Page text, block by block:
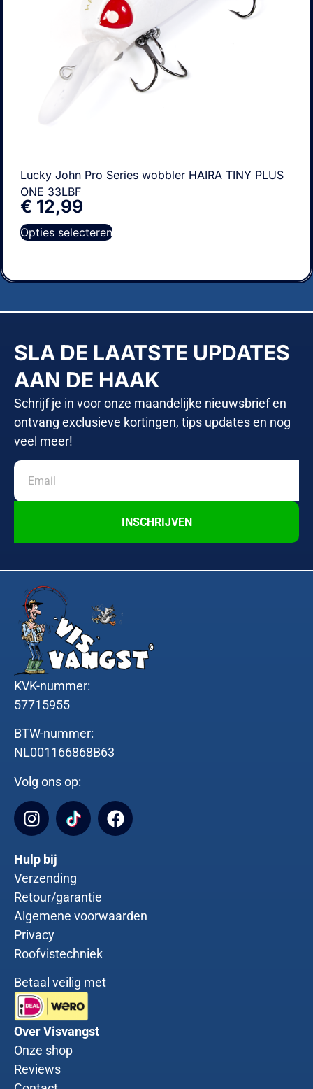
Lucky John Pro Series wobbler HAIRA TINY PLUS
ONE 33LBF
€ 12,99
Opties selecteren
SLA DE LAATSTE UPDATES
AAN DE HAAK
Schrijf je in voor onze maandelijke nieuwsbrief en
ontvang exclusieve kortingen, tips updates en nog
veel meer!
INSCHRIJVEN
KVK-nummer:
57715955
BTW-nummer:
NL001166868B63
Volg ons op:
Hulp bij
Verzending
Retour/garantie
Algemene voorwaarden
Privacy
Roofvistechniek
Betaal veilig met
Over Visvangst
Onze shop
Reviews